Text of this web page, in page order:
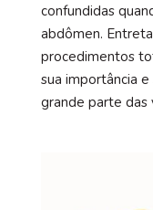
confundidas
abdômen.
procedimentos
sua importância
grande parte das